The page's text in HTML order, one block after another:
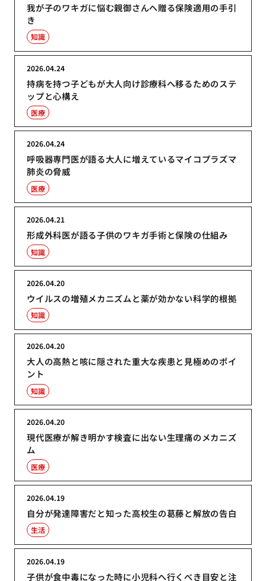
我が子のワキガに悩む親御さんへ贈る保険適用の手引
き
知識
持病を持つ子どもが大人向け診療科へ移るためのステ
ップと心構え
2026.04.24
医療
呼吸器専門医が語る大人に増えているマイコプラズマ
肺炎の脅威
2026.04.24
医療
形成外科医が語る子供のワキガ手術と保険の仕組み
2026.04.21
知識
ウイルスの増殖メカニズムと薬が効かない科学的根拠
2026.04.20
知識
大人の高熱と咳に隠された重大な疾患と見極めのポイ
ント
2026.04.20
知識
現代医療が解き明かす検査に出ない生理痛のメカニズ
ム
2026.04.20
医療
自分が発達障害だと知った高校生の葛藤と解放の告白
2026.04.19
生活
子供が食中毒になった時に小児科へ行くべき目安と注
2026.04.19